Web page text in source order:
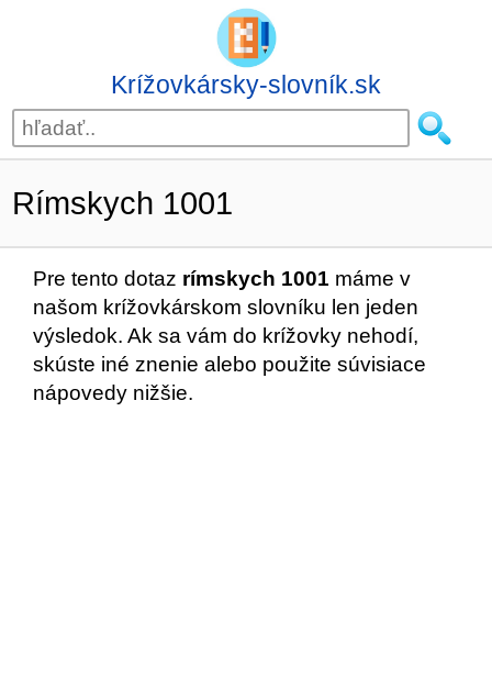
Krížovkársky-slovník.sk
Rímskych 1001
Pre tento dotaz rímskych 1001 máme v
našom krížovkárskom slovníku len jeden
výsledok. Ak sa vám do krížovky nehodí,
skúste iné znenie alebo použite súvisiace
nápovedy nižšie.